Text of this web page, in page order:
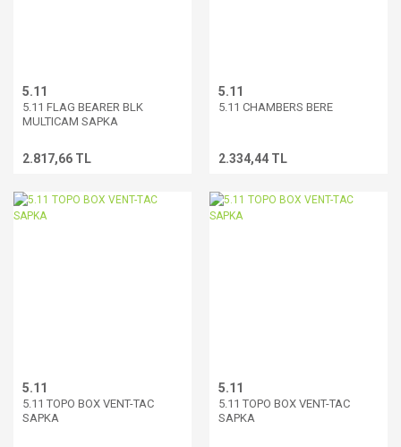
5.11
5.11 FLAG BEARER BLK
MULTICAM SAPKA
2.817,66 TL
5.11
5.11 CHAMBERS BERE
2.334,44 TL
5.11
5.11 TOPO BOX VENT-TAC
SAPKA
5.11
5.11 TOPO BOX VENT-TAC
SAPKA